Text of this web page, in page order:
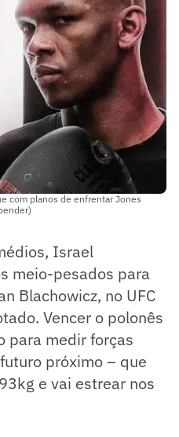
com planos de enfrentar Jones
Israel
meio-pesados para
Blachowicz, no UFC
Vencer o polonês
para medir forças
próximo – que
e vai estrear nos